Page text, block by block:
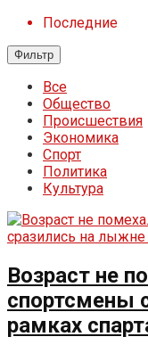
Последние
Фильтр
Все
Общество
Происшествия
Экономика
Спорт
Политика
Культура
Возраст не
спортсмены
рамках